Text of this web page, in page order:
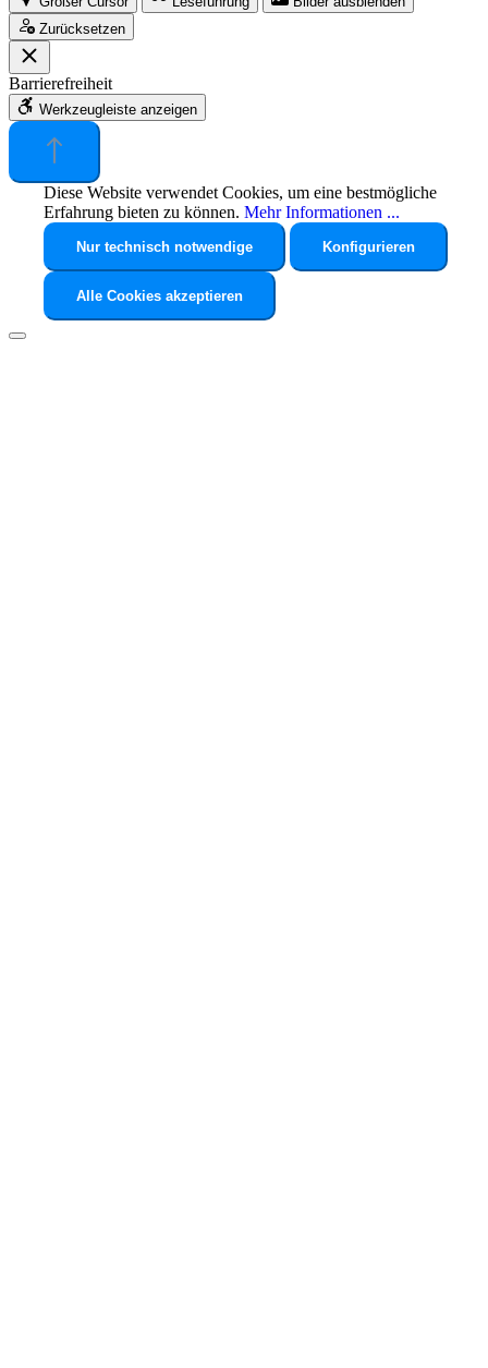
Zurücksetzen
Barrierefreiheit
Werkzeugleiste anzeigen
Diese Website verwendet Cookies, um eine bestmögliche
Erfahrung bieten zu können. Mehr Informationen ...
Nur technisch notwendige Konfigurieren
Alle Cookies akzeptieren